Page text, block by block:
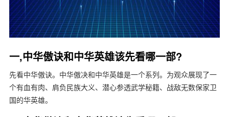
一,中华傲诀和中华英雄该先看哪一部?
先看中华傲诀。中华傲决和中华英雄是一个系列。为观众展现了一
个有血有肉、肩负民族大义、潜心参透武学秘籍、战敌无数保家卫
国的华英雄。